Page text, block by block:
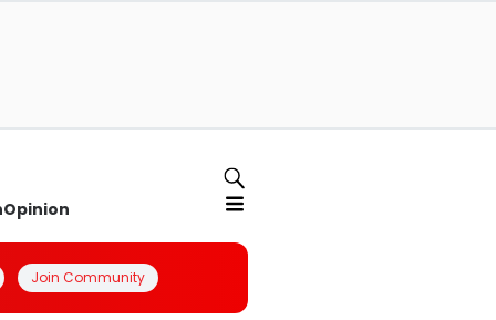
Opinion
Join Community